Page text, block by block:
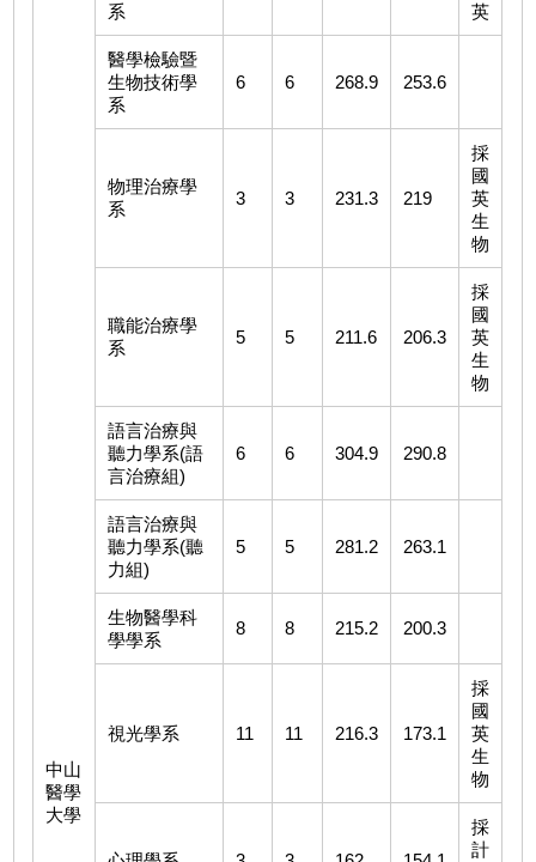
中山
醫學
大學
系 英
醫學檢驗暨
生物技術學
系
6 6 268.9 253.6
物理治療學
系
3 3 231.3 219
採
國
英
生
物
職能治療學
系
5 5 211.6 206.3
採
國
英
生
物
語言治療與
聽力學系(語
言治療組)
6 6 304.9 290.8
語言治療與
聽力學系(聽
力組)
5 5 281.2 263.1
生物醫學科
學學系
8 8 215.2 200.3
視光學系 11 11 216.3 173.1
採
國
英
生
物
採
計